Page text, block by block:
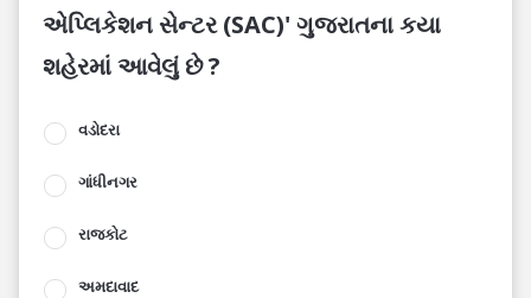
એપ્લિકેશન સેન્ટર (SAC)' ગુજરાતના કયા
શહેરમાં આવેલું છે ?
વડોદરા
ગાંધીનગર
રાજકોટ
અમદાવાદ